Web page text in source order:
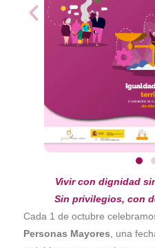
Vivir con dignidad
Sin privilegios, con
Cada 1 de octubre
Personas Mayores, una